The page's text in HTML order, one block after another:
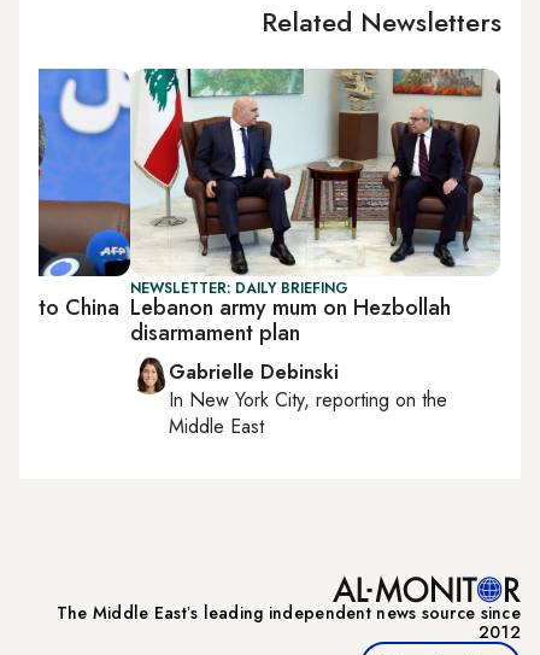
Related Newsletters
NEWSLETTER: DAILY BRIEFING
Lebanon army mum on Hezbollah
disarmament plan
Gabrielle Debinski
In New York City, reporting on the
Middle East
to China
The Middle Eastʼs leading independent news source since
2012